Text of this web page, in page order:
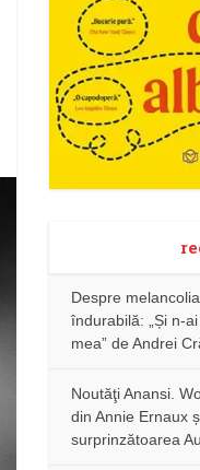
Despre
îndurabilă: „Și n-
mea” de Andrei
Noutăţi Anansi.
din Annie Ernaux
surprinzătoarea